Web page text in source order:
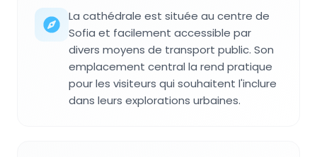
La cathédrale est située au centre de
Sofia et facilement accessible par
divers moyens de transport public. Son
emplacement central la rend pratique
pour les visiteurs qui souhaitent l'inclure
dans leurs explorations urbaines.